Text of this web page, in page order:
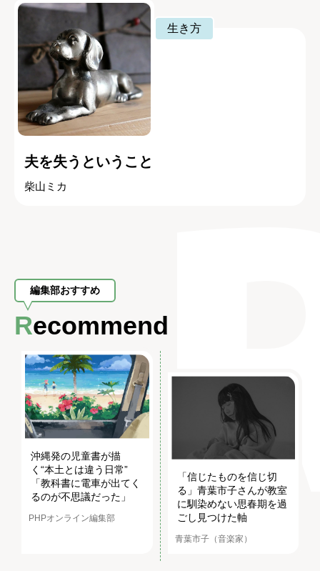
生き方
夫を失うということ
柴山ミカ
編集部おすすめ
Recommend
沖縄発の児童書が描
く“本土とは違う日常”
「教科書に電車が出てく
るのが不思議だった」
PHPオンライン編集部
「信じたものを信じ切
る」青葉市子さんが教室
に馴染めない思春期を過
ごし見つけた軸
青葉市子（音楽家）